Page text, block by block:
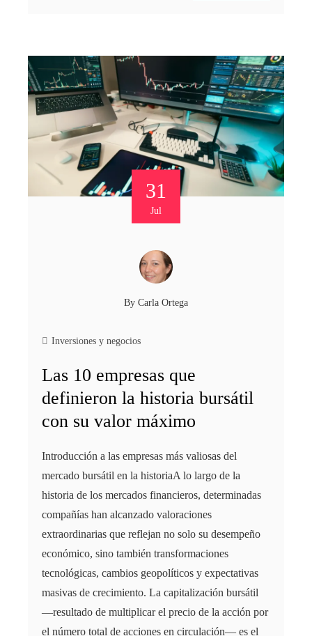
31
Jul
By Carla Ortega
Inversiones y negocios
Las 10 empresas que
definieron la historia bursátil
con su valor máximo
Introducción a las empresas más valiosas del
mercado bursátil en la historiaA lo largo de la
historia de los mercados financieros, determinadas
compañías han alcanzado valoraciones
extraordinarias que reflejan no solo su desempeño
económico, sino también transformaciones
tecnológicas, cambios geopolíticos y expectativas
masivas de crecimiento. La capitalización bursátil
—resultado de multiplicar el precio de la acción por
el número total de acciones en circulación— es el